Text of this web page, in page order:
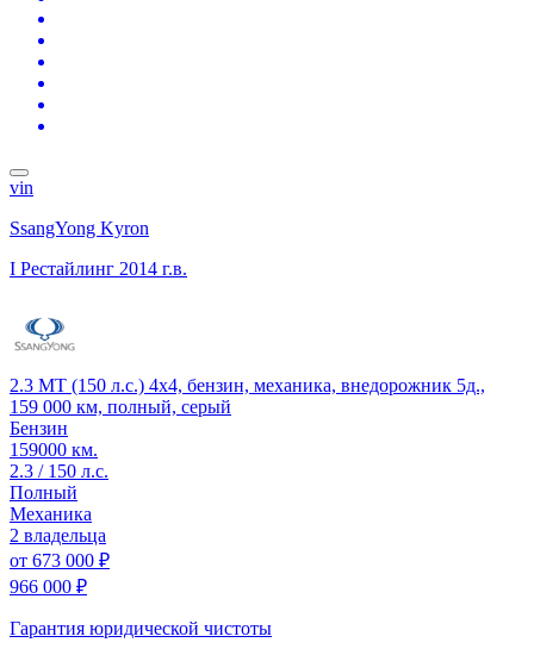
vin
SsangYong Kyron
I Рестайлинг 2014 г.в.
2.3 MT (150 л.с.) 4x4, бензин, механика, внедорожник 5д.,
159 000 км, полный, серый
Бензин
159000 км.
2.3 / 150 л.с.
Полный
Механика
2 владельца
от 673 000 ₽
966 000 ₽
Гарантия юридической чистоты